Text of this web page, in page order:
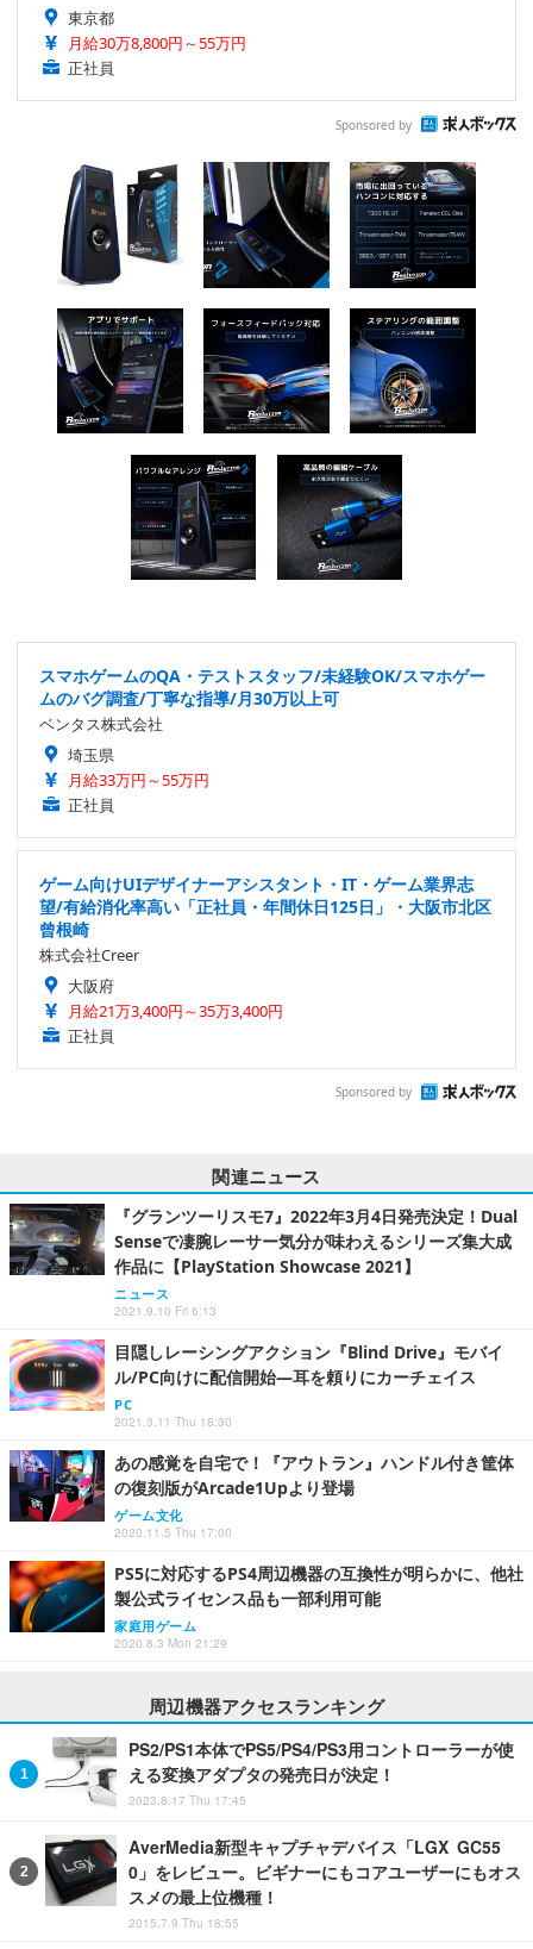
東京都
月給30万8,800円～55万円
正社員
Sponsored by
スマホゲームのQA・テストスタッフ/未経験OK/スマホゲー
ムのバグ調査/丁寧な指導/月30万以上可
ベンタス株式会社
埼玉県
月給33万円～55万円
正社員
ゲーム向けUIデザイナーアシスタント・IT・ゲーム業界志
望/有給消化率高い「正社員・年間休日125日」・大阪市北区
曾根崎
株式会社Creer
大阪府
月給21万3,400円～35万3,400円
正社員
Sponsored by
関連ニュース
『グランツーリスモ7』2022年3月4日発売決定！Dual
Senseで凄腕レーサー気分が味わえるシリーズ集大成
作品に【PlayStation Showcase 2021】
ニュース
2021.9.10 Fri 6:13
目隠しレーシングアクション『Blind Drive』モバイ
ル/PC向けに配信開始―耳を頼りにカーチェイス
PC
2021.3.11 Thu 18:30
あの感覚を自宅で！『アウトラン』ハンドル付き筐体
の復刻版がArcade1Upより登場
ゲーム文化
2020.11.5 Thu 17:00
PS5に対応するPS4周辺機器の互換性が明らかに、他社
製公式ライセンス品も一部利用可能
家庭用ゲーム
2020.8.3 Mon 21:29
周辺機器アクセスランキング
PS2/PS1本体でPS5/PS4/PS3用コントローラーが使
える変換アダプタの発売日が決定！
2023.8.17 Thu 17:45
AverMedia新型キャプチャデバイス「LGX GC55
0」をレビュー。ビギナーにもコアユーザーにもオス
スメの最上位機種！
2015.7.9 Thu 18:55